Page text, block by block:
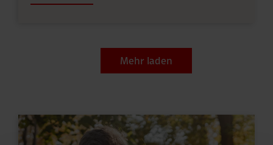
Mehr laden